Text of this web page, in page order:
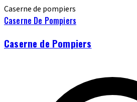
Caserne de pompiers
Caserne De Pompiers
Caserne de Pompiers